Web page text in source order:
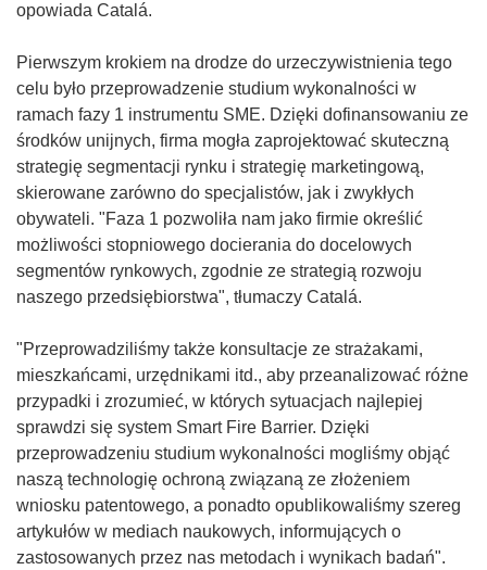
opowiada Catalá.
Pierwszym krokiem na drodze do urzeczywistnienia tego
celu było przeprowadzenie studium wykonalności w
ramach fazy 1 instrumentu SME. Dzięki dofinansowaniu ze
środków unijnych, firma mogła zaprojektować skuteczną
strategię segmentacji rynku i strategię marketingową,
skierowane zarówno do specjalistów, jak i zwykłych
obywateli. "Faza 1 pozwoliła nam jako firmie określić
możliwości stopniowego docierania do docelowych
segmentów rynkowych, zgodnie ze strategią rozwoju
naszego przedsiębiorstwa", tłumaczy Catalá.
"Przeprowadziliśmy także konsultacje ze strażakami,
mieszkańcami, urzędnikami itd., aby przeanalizować różne
przypadki i zrozumieć, w których sytuacjach najlepiej
sprawdzi się system Smart Fire Barrier. Dzięki
przeprowadzeniu studium wykonalności mogliśmy objąć
naszą technologię ochroną związaną ze złożeniem
wniosku patentowego, a ponadto opublikowaliśmy szereg
artykułów w mediach naukowych, informujących o
zastosowanych przez nas metodach i wynikach badań".